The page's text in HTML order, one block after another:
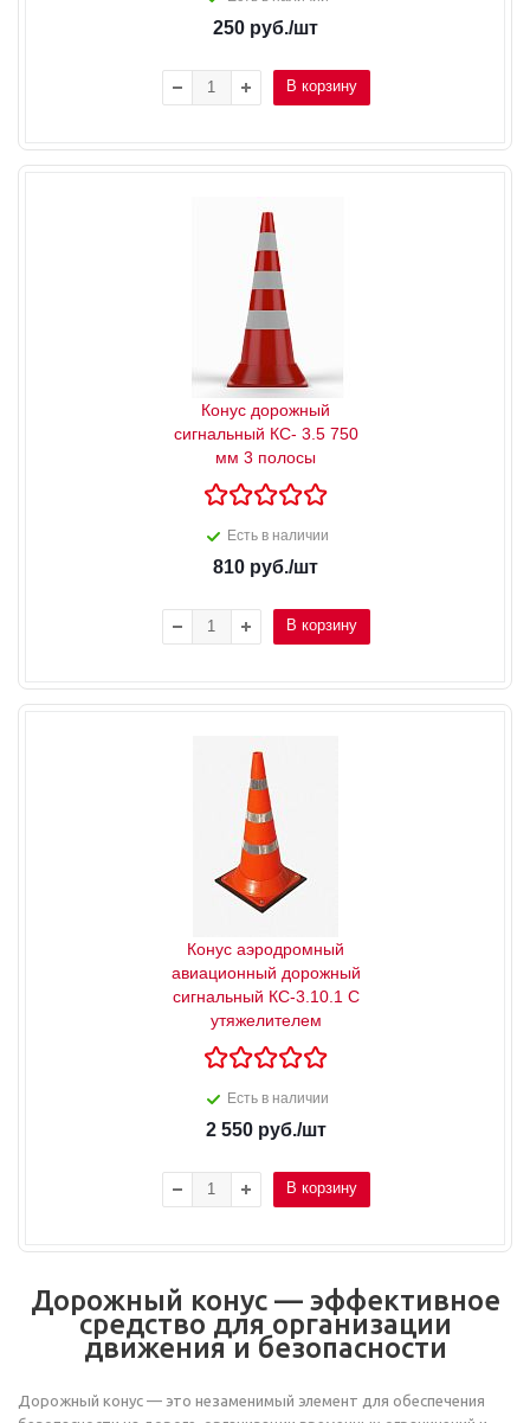
250 руб./шт
В корзину
Конус дорожный
сигнальный КС- 3.5 750
мм 3 полосы
Есть в наличии
810 руб./шт
В корзину
Конус аэродромный
авиационный дорожный
сигнальный КС-3.10.1 С
утяжелителем
Есть в наличии
2 550руб./шт
В корзину
Дорожный конус — эффективное
средство для организации
движения и безопасности
Дорожный конус — это незаменимый элемент для обеспечения